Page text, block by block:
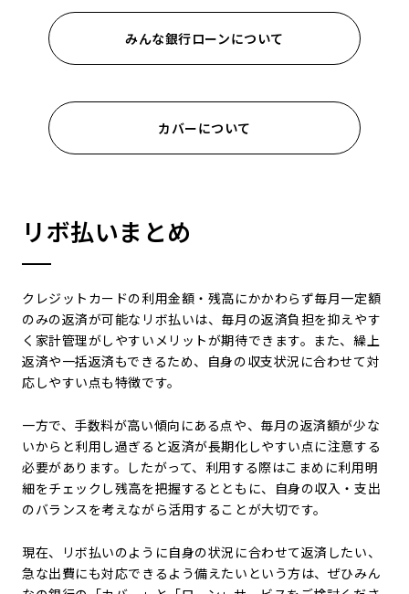
みんな銀行ローンについて
カバーについて
リボ払いまとめ
クレジットカードの利用金額・残高にかかわらず毎月一定額
のみの返済が可能なリボ払いは、毎月の返済負担を抑えやす
く家計管理がしやすいメリットが期待できます。また、繰上
返済や一括返済もできるため、自身の収支状況に合わせて対
応しやすい点も特徴です。
一方で、手数料が高い傾向にある点や、毎月の返済額が少な
いからと利用し過ぎると返済が長期化しやすい点に注意する
必要があります。したがって、利用する際はこまめに利用明
細をチェックし残高を把握するとともに、自身の収入・支出
のバランスを考えながら活用することが大切です。
現在、リボ払いのように自身の状況に合わせて返済したい、
急な出費にも対応できるよう備えたいという方は、ぜひみん